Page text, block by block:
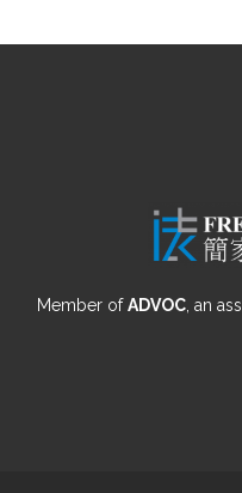
Member ofADVOC , an